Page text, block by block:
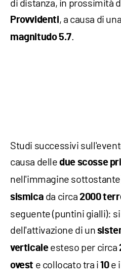
di distanza, in prossimità
Provvidenti, a causa di
magnitudo 5.7.
Studi successivi
causa delledue scosse
nell'immagine
sismica da circa2000
seguente (puntini gialli):
dell'attivazione di un
verticaleesteso per circa
ovest e collocato tra i10e i